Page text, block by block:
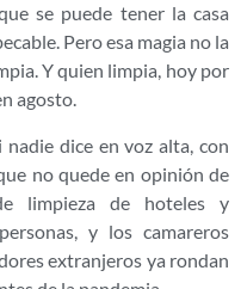
se puede tener la casa
Pero esa magia no la
Y quien limpia, hoy por
agosto.
dice en voz alta, con
no quede en opinión de
limpieza de hoteles y
y los camareros
extranjeros ya rondan